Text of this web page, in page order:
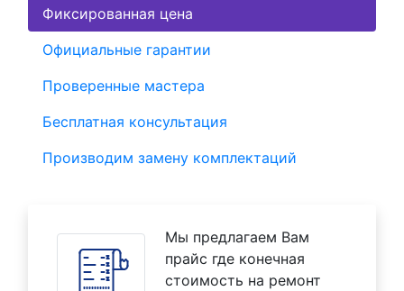
Фиксированная цена
Официальные гарантии
Проверенные мастера
Бесплатная консультация
Производим замену комплектаций
Мы предлагаем Вам
прайс где конечная
стоимость на ремонт